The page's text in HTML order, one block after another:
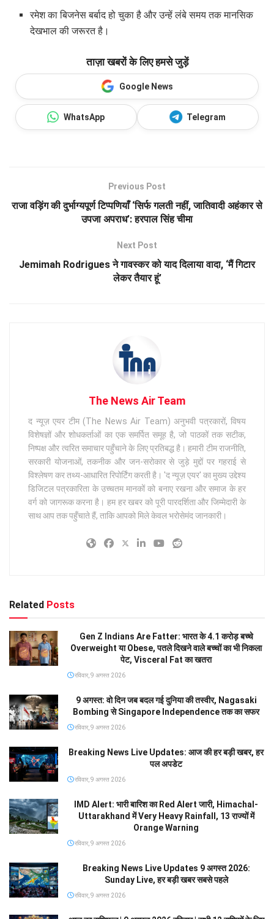
रमेश का बिजनेस बर्बाद हो चुका है और उन्हें लंबे समय तक मानसिक
देखभाल की जरूरत है।
ताज़ा खबरों के लिए हमसे जुड़ें
Google News
WhatsApp Telegram
Previous Post
राजा वड़िंग की दुर्भाग्यपूर्ण टिप्पणियाँ ‘सिर्फ गलती नहीं, जातिवादी अहंकार से
उपजा अपराध’: हरपाल सिंह चीमा
Next Post
Jemimah Rodrigues ने गावस्कर को याद दिलाया वादा, ‘मैं गिटार
लेकर तैयार हूं’
The News Air Team
द न्यूज़ एयर टीम (The News Air Team) अनुभवी पत्रकारों, विषय
विशेषज्ञों और शोधकर्ताओं का एक समर्पित समूह है, जो पाठकों तक सटीक,
निष्पक्ष और त्वरित समाचार पहुँचाने के लिए प्रतिबद्ध है। हमारी टीम राजनीति,
सरकारी योजनाओं, तकनीक और जन-सरोकार से जुड़े मुद्दों पर गहराई से
विश्लेषण कर तथ्य-आधारित रिपोर्टिंग करती है। 'द न्यूज़ एयर' का मुख्य उद्देश्य
डिजिटल पत्रकारिता के उच्चतम मानकों को बनाए रखना और समाज के हर
वर्ग को जागरूक करना है। हम हर खबर को पूरी पारदर्शिता और जिम्मेदारी के
साथ आप तक पहुँचाते हैं, ताकि आपको मिले केवल भरोसेमंद जानकारी।
Related Posts
Gen Z Indians Are Fatter: भारत के 4.1 करोड़ बच्चे
Overweight या Obese, पतले दिखने वाले बच्चों का भी निकला
पेट, Visceral Fat का खतरा
रविवार, 9 अगस्त 2026
9 अगस्त: वो दिन जब बदल गई दुनिया की तस्वीर, Nagasaki
Bombing से Singapore Independence तक का सफर
रविवार, 9 अगस्त 2026
Breaking News Live Updates: आज की हर बड़ी खबर, हर
पल अपडेट
रविवार, 9 अगस्त 2026
IMD Alert: भारी बारिश का Red Alert जारी, Himachal-
Uttarakhand में Very Heavy Rainfall, 13 राज्यों में
Orange Warning
रविवार, 9 अगस्त 2026
Breaking News Live Updates 9 अगस्त 2026:
Sunday Live, हर बड़ी खबर सबसे पहले
रविवार, 9 अगस्त 2026